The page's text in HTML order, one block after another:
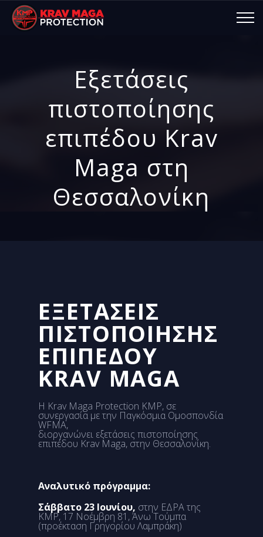
Εξετάσεις
πιστοποίησης
επιπέδου Krav
Maga στη
Θεσσαλονίκη
ΕΞΕΤΆΣΕΙΣ
ΠΙΣΤΟΠΟΊΗΣΗΣ
ΕΠΙΠΈΔΟΥ
KRAV MAGA
Η Krav Maga Protection KMP, σε
συνεργασία με την Παγκόσμια Ομοσπονδία
WFMA,
διοργανώνει εξετάσεις πιστοποίησης
επιπέδου Krav Maga, στην Θεσσαλονίκη.
Αναλυτικό πρόγραμμα:
Σάββατο 23 Ιουνίου, στην ΕΔΡΑ της
KMP, 17 Νοέμβρη 81, Άνω Τούμπα
(προέκταση Γρηγορίου Λαμπράκη)